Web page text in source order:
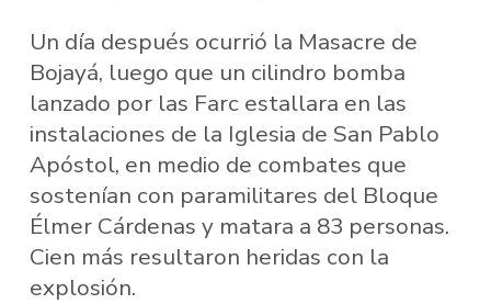
Un día después ocurrió la Masacre de
Bojayá, luego que un cilindro bomba
lanzado por las Farc estallara en las
instalaciones de la Iglesia de San Pablo
Apóstol, en medio de combates que
sostenían con paramilitares del Bloque
Élmer Cárdenas y matara a 83 personas.
Cien más resultaron heridas con la
explosión.